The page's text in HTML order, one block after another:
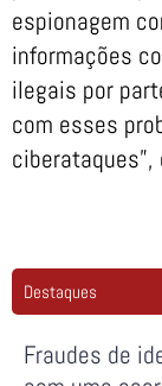
espionagem
informações
ilegais por
com esses
Destaques
Fraudes de